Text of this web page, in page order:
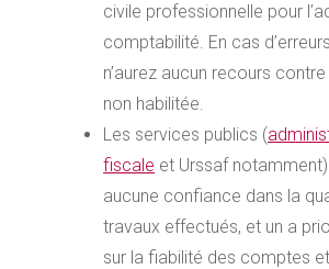
civile professionnelle pour
comptabilité. En cas
n’aurez aucun recours
non habilitée.
Les services publics (
fiscale et Urssaf notamment)
aucune confiance dans la
travaux effectués, et un a
sur la fiabilité des comptes